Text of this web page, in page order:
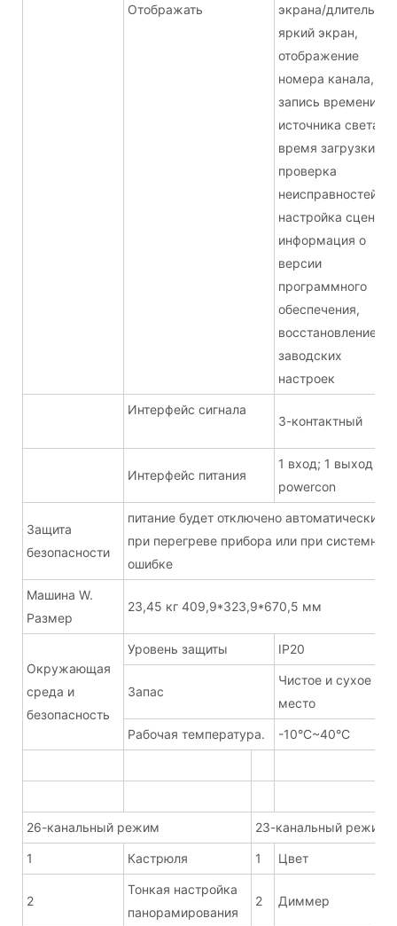
Отображать
экрана/
яркий экран,
отображение
номера канала,
запись времени
источника света,
время загрузки и
проверка
неисправностей,
настройка сцены,
информация о
версии
программного
обеспечения,
восстановление
заводских
настроек
Интерфейс сигнала
3-контактный
Интерфейс питания
1 вход; 1 выход
powercon
Защита
безопасности
питание будет отключено автоматически
при перегреве прибора или при системной
ошибке
Машина W.
Размер
23,45 кг 409,9*323,9*670,5 мм
Окружающая
среда и
безопасность
Уровень защиты IP20
Запас
Чистое и сухое
место
Рабочая температура. -10°C~40°C
26-канальный режим 23-канальный режим
1 Кастрюля 1 Цвет
2
Тонкая настройка
панорамирования
2 Диммер